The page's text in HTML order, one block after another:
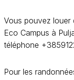
Vous pouvez louer
Eco Campus à
téléphone
Pour les